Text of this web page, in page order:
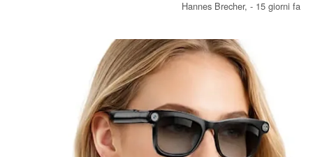
obiettivo tedesco degli anni '20 e progettato per scattare foto
Hannes Brecher, - 15 giorni fa